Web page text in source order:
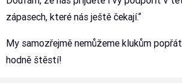
zápasech, které nás ještě čekají.“
My samozřejmě nemůžeme klukům
hodně štěstí!